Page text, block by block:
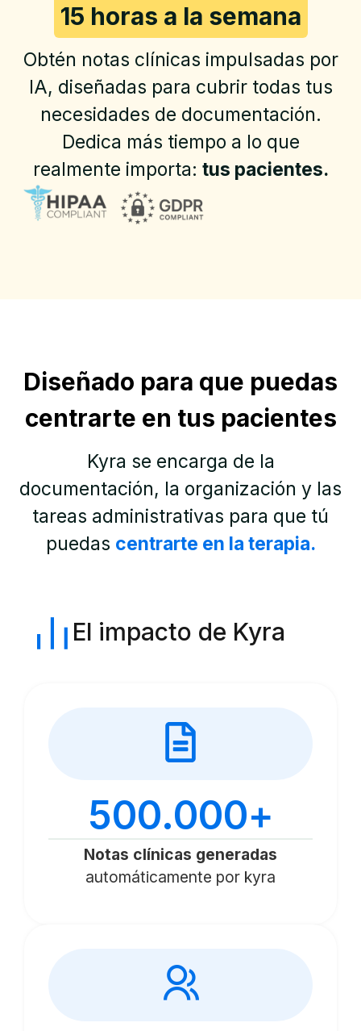
15 horas a la semana
Obtén notas clínicas impulsadas por
IA, diseñadas para cubrir todas tus
necesidades de documentación.
Dedica más tiempo a lo que
realmente importa: tus pacientes.
Diseñado para que puedas
centrarte en tus pacientes
Kyra se encarga de la
documentación, la organización y las
tareas administrativas para que tú
puedas centrarte en la terapia.
El impacto de Kyra
500.000+
Notas clínicas generadas
automáticamente por kyra